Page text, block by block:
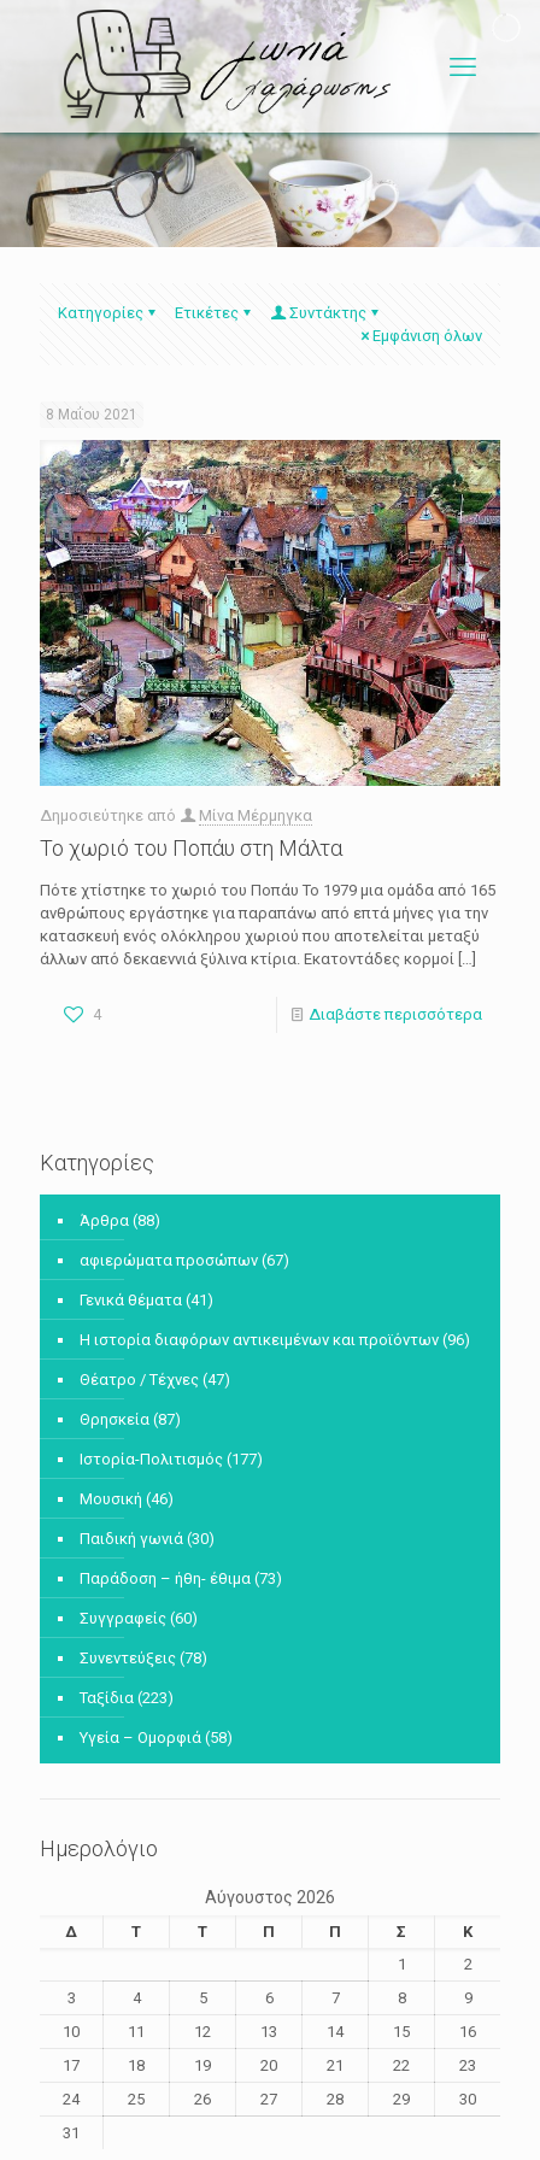
Κατηγορίες Ετικέτες
Συντάκτης
Εμφάνιση όλων
8 Μαΐου 2021
Δημοσιεύτηκε από Μίνα Μέρμηγκα
Το χωριό του Ποπάυ στη Μάλτα
Πότε χτίστηκε το χωριό του Ποπάυ Το 1979 μια ομάδα από 165
ανθρώπους εργάστηκε για παραπάνω από επτά μήνες για την
κατασκευή ενός ολόκληρου χωριού που αποτελείται μεταξύ
άλλων από δεκαεννιά ξύλινα κτίρια. Εκατοντάδες κορμοί […]
4 Διαβάστε περισσότερα
Κατηγορίες
Άρθρα (88)
αφιερώματα προσώπων (67)
Γενικά θέματα (41)
Η ιστορία διαφόρων αντικειμένων και προϊόντων (96)
Θέατρο / Τέχνες (47)
Θρησκεία (87)
Ιστορία-Πολιτισμός (177)
Μουσική (46)
Παιδική γωνιά (30)
Παράδοση – ήθη- έθιμα (73)
Συγγραφείς (60)
Συνεντεύξεις (78)
Ταξίδια (223)
Υγεία – Ομορφιά (58)
Ημερολόγιο
Αύγουστος 2026
Δ Τ Τ Π Π Σ
Κ
1
2
3
4 5 6 7 8
9
10
11 12 13 14 15
16
17
18 19 20 21 22
23
24
25 26 27 28 29
30
31